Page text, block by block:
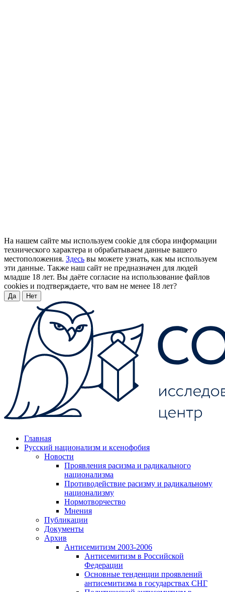
На нашем сайте мы используем cookie для сбора информации
технического характера и обрабатываем данные вашего
местоположения. Здесь вы можете узнать, как мы используем
эти данные. Также наш сайт не предназначен для людей
младше 18 лет. Вы даёте согласие на использование файлов
cookies и подтверждаете, что вам не менее 18 лет?
Да Нет
Главная
Русский национализм и ксенофобия
Новости
Проявления расизма и радикального
национализма
Противодействие расизму и радикальному
национализму
Нормотворчество
Мнения
Публикации
Документы
Архив
Антисемитизм 2003-2006
Антисемитизм в Российской
Федерации
Основные тенденции проявлений
антисемитизма в государствах СНГ